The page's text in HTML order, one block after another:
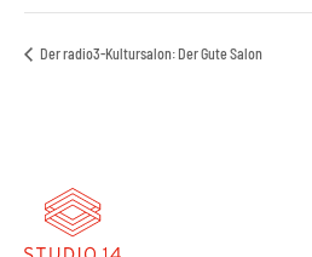
Der radio3-Kultursalon: Der Gute Salon